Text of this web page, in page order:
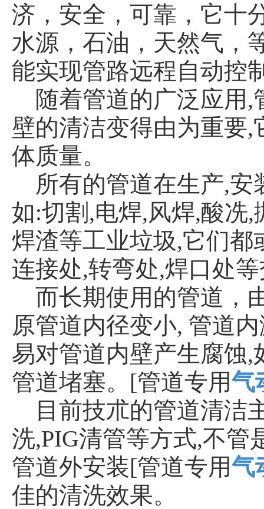
济，安全，可靠，它十
水源，石油，天然气，
能实现管路远程自动控
随着管道的广泛应用 ,
壁的清洁变得由为重要
体质量。
所有的管道在生产,安
如:切割,电焊,风焊,酸冼
焊渣等工业垃圾,它们
连接处,转弯处,焊口处
而长期使用的管道，
原管道内径变小, 管道
易对管道内壁产生腐蚀
管道堵塞。[管道专用气
目前技朮的管道清洁
洗,PIG清管等方式,不管
管道外安装[管道专用气
佳的清洗效果。